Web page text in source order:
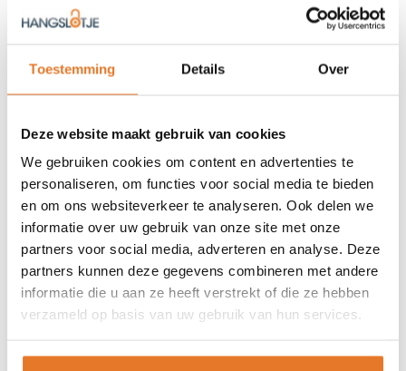
Toestemming Details Over
Deze website maakt gebruik van cookies
We gebruiken cookies om content en advertenties te
personaliseren, om functies voor social media te bieden
en om ons websiteverkeer te analyseren. Ook delen we
informatie over uw gebruik van onze site met onze
partners voor social media, adverteren en analyse. Deze
partners kunnen deze gegevens combineren met andere
informatie die u aan ze heeft verstrekt of die ze hebben
verzameld op basis van uw gebruik van hun services.
OP VOORRAAD
Gevello RVS Muuranker – Veiligheid
met Stijl
Het Gevello RVS muurankeris de perfecte oplossing voor het
veilig vastzetten van je fiets, scooter of boot. Gemaakt van
duurzaamheid en weerbestendigheid, zelfs in maritieme